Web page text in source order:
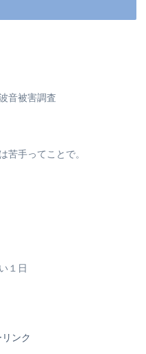
音被害調査
苦手ってことで。
１日
ンク